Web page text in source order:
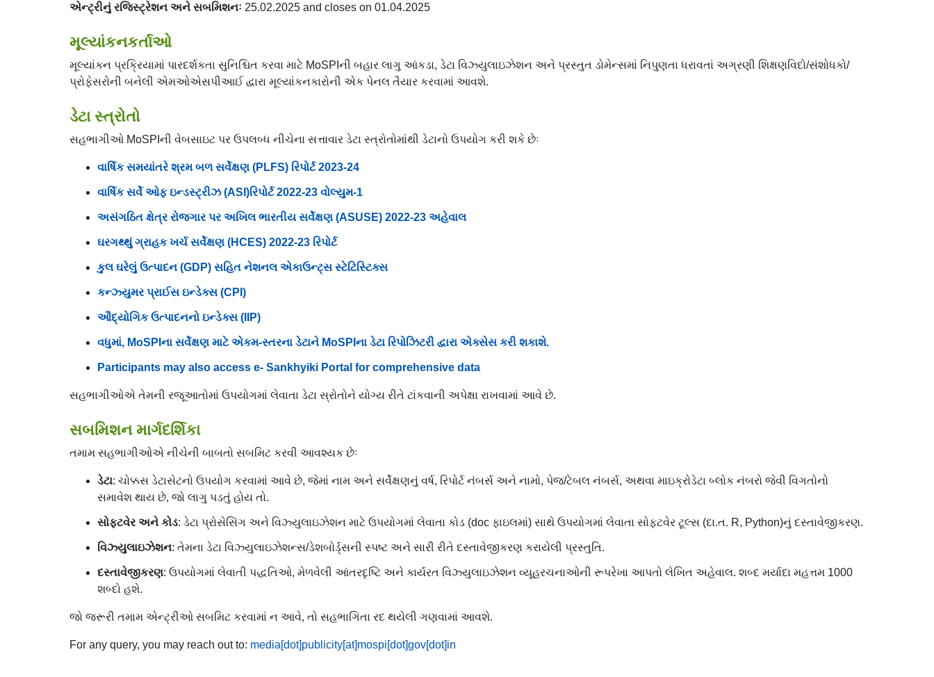
એન્ટ્રીનું રજિસ્ટ્રેશન અને સબમિશનઃ 25.02.2025 and closes on 01.04.2025
મૂલ્યાંકનકર્તાઓ
મૂલ્યાંકન પ્રક્રિયામાં પારદર્શકતા સુનિશ્ચિત કરવા માટે MoSPIની બહાર લાગુ આંકડા, ડેટા વિઝ્યુલાઇઝેશન અને પ્રસ્તુત ડોમેન્સમાં નિપુણતા ધરાવતાં અગ્રણી શિક્ષણવિદો/સંશોધકો/
પ્રોફેસરોની બનેલી એમઓએસપીઆઈ દ્વારા મૂલ્યાંકનકારોની એક પેનલ તૈયાર કરવામાં આવશે.
ડેટા સ્ત્રોતો
સહભાગીઓ MoSPIની વેબસાઇટ પર ઉપલબ્ધ નીચેના સત્તાવાર ડેટા સ્ત્રોતોમાંથી ડેટાનો ઉપયોગ કરી શકે છેઃ
વાર્ષિક સમયાંતરે શ્રમ બળ સર્વેક્ષણ (PLFS) રિપોર્ટ 2023-24
વાર્ષિક સર્વે ઓફ ઇન્ડસ્ટ્રીઝ (ASI)રિપોર્ટ 2022-23 વોલ્યુમ-1
અસંગઠિત ક્ષેત્ર રોજગાર પર અખિલ ભારતીય સર્વેક્ષણ (ASUSE) 2022-23 અહેવાલ
ઘરગથ્થું ગ્રાહક ખર્ચ સર્વેક્ષણ (HCES) 2022-23 રિપોર્ટ
કુલ ઘરેલું ઉત્પાદન (GDP) સહિત નેશનલ એકાઉન્ટ્સ સ્ટેટિસ્ટિક્સ
કન્ઝ્યુમર પ્રાઈસ ઇન્ડેક્સ (CPI)
ઔદ્યોગિક ઉત્પાદનનો ઇન્ડેક્સ (IIP)
વધુમાં, MoSPIના સર્વેક્ષણ માટે એકમ-સ્તરના ડેટાને MoSPIના ડેટા રિપોઝિટરી દ્વારા એક્સેસ કરી શકાશે.
Participants may also access e- Sankhyiki Portal for comprehensive data
સહભાગીઓએ તેમની રજૂઆતોમાં ઉપયોગમાં લેવાતા ડેટા સ્રોતોને યોગ્ય રીતે ટાંકવાની અપેક્ષા રાખવામાં આવે છે.
સબમિશન માર્ગદર્શિકા
તમામ સહભાગીઓએ નીચેની બાબતો સબમિટ કરવી આવશ્યક છેઃ
ડેટા: ચોક્કસ ડેટાસેટનો ઉપયોગ કરવામાં આવે છે, જેમાં નામ અને સર્વેક્ષણનું વર્ષ, રિપોર્ટ નંબર્સ અને નામો, પેજ/ટેબલ નંબર્સ, અથવા માઇક્રોડેટા બ્લોક નંબરો જેવી વિગતોનો
સમાવેશ થાય છે, જો લાગુ પડતું હોય તો.
સોફ્ટવેર અને કોડ: ડેટા પ્રોસેસિંગ અને વિઝ્યુલાઇઝેશન માટે ઉપયોગમાં લેવાતા કોડ (doc ફાઇલમાં) સાથે ઉપયોગમાં લેવાતા સોફ્ટવેર ટૂલ્સ (દા.ત. R, Python)નું દસ્તાવેજીકરણ.
વિઝ્યુલાઇઝેશન: તેમના ડેટા વિઝ્યુલાઇઝેશન્સ/ડેશબોર્ડ્સની સ્પષ્ટ અને સારી રીતે દસ્તાવેજીકરણ કરાયેલી પ્રસ્તુતિ.
દસ્તાવેજીકરણ: ઉપયોગમાં લેવાતી પદ્ધતિઓ, મેળવેલી આંતરદૃષ્ટિ અને કાર્યરત વિઝ્યુલાઇઝેશન વ્યૂહરચનાઓની રૂપરેખા આપતો લેખિત અહેવાલ. શબ્દ મર્યાદા મહત્તમ 1000
શબ્દો હશે.
જો જરૂરી તમામ એન્ટ્રીઓ સબમિટ કરવામાં ન આવે, તો સહભાગિતા રદ થયેલી ગણવામાં આવશે.
For any query, you may reach out to: media[dot]publicity[at]mospi[dot]gov[dot]in